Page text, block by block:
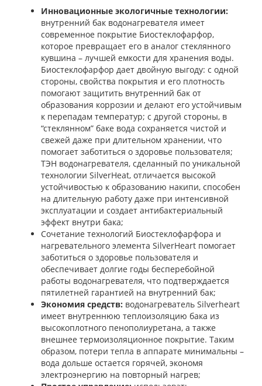
Инновационные экологичные технологии:
внутренний бак водонагревателя имеет
современное покрытие Биостеклофарфор,
которое превращает его в аналог стеклянного
кувшина – лучшей емкости для хранения воды.
Биостеклофарфор дает двойную выгоду: с одной
стороны, свойства покрытия и его плотность
помогают защитить внутренний бак от
образования коррозии и делают его устойчивым
к перепадам температур; с другой стороны, в
“стеклянном” баке вода сохраняется чистой и
свежей даже при длительном хранении, что
помогает заботиться о здоровье пользователя;
ТЭН водонагревателя, сделанный по уникальной
технологии SilverHeat, отличается высокой
устойчивостью к образованию накипи, способен
на длительную работу даже при интенсивной
эксплуатации и создает антибактериальный
эффект внутри бака;
Сочетание технологий Биостеклофарфора и
нагревательного элемента SilverHeart помогает
заботиться о здоровье пользователя и
обеспечивает долгие годы бесперебойной
работы водонагревателя, что подтверждается
пятилетней гарантией на внутренний бак;
Экономия средств: водонагреватель Silverheart
имеет внутреннюю теплоизоляцию бака из
высокоплотного пенополиуретана, а также
внешнее термоизоляционное покрытие. Таким
образом, потери тепла в аппарате минимальны –
вода дольше остается горячей, экономя
электроэнергию на повторный нагрев;